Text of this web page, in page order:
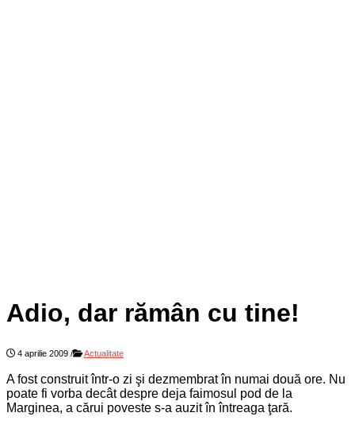
Adio, dar rămân cu tine!
4 aprilie 2009 / Actualitate
A fost construit într-o zi şi dezmembrat în numai două ore. Nu
poate fi vorba decât despre deja faimosul pod de la
Marginea, a cărui poveste s-a auzit în întreaga ţară.